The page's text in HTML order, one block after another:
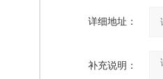
详细地址：
补充说明：